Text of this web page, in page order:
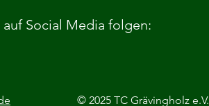
Social Media folgen:
© 2025 TC Grävingholz e.V.